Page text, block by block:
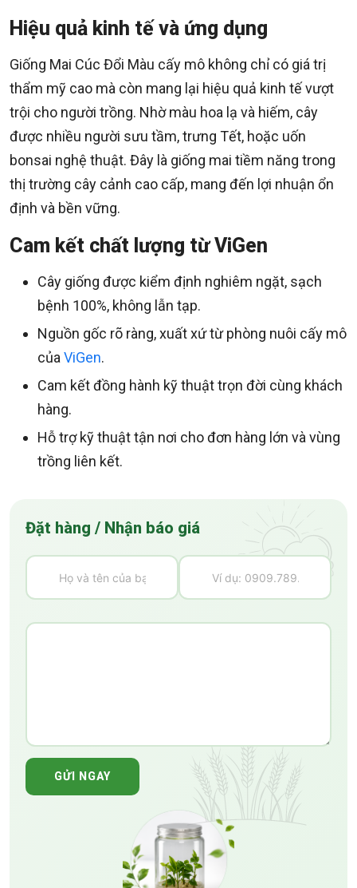
Hiệu quả kinh tế và ứng dụng
Giống Mai Cúc Đổi Màu cấy mô không chỉ có giá trị
thẩm mỹ cao mà còn mang lại hiệu quả kinh tế vượt
trội cho người trồng. Nhờ màu hoa lạ và hiếm, cây
được nhiều người sưu tầm, trưng Tết, hoặc uốn
bonsai nghệ thuật. Đây là giống mai tiềm năng trong
thị trường cây cảnh cao cấp, mang đến lợi nhuận ổn
định và bền vững.
Cam kết chất lượng từ ViGen
Cây giống được kiểm định nghiêm ngặt, sạch
bệnh 100%, không lẫn tạp.
Nguồn gốc rõ ràng, xuất xứ từ phòng nuôi cấy mô
của ViGen.
Cam kết đồng hành kỹ thuật trọn đời cùng khách
hàng.
Hỗ trợ kỹ thuật tận nơi cho đơn hàng lớn và vùng
trồng liên kết.
Đặt hàng / Nhận báo giá
GỬI NGAY